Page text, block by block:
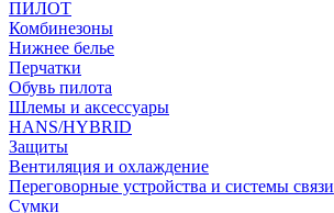
ПИЛОТ
Комбинезоны
Нижнее белье
Перчатки
Обувь пилота
Шлемы и аксессуары
HANS/HYBRID
Защиты
Вентиляция и охлаждение
Переговорные устройства и системы связи
Сумки